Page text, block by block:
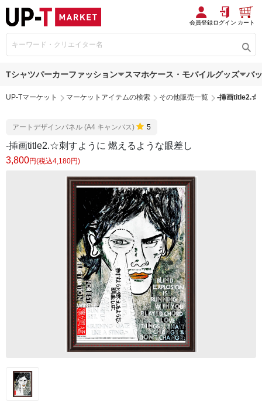
会員登録ログイン カート
Tシャツパーカーファッション スマホケース・モバイルグッズ バ
UP-Tマーケット マーケットアイテムの検索 その他販売一覧 -挿画title2.☆
アートデザインパネル (A4 キャンバス) 5
-挿画title2.☆刺すように 燃えるような眼差し
3,800円(税込4,180円)